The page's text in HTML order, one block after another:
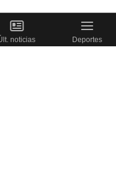
noticias Deportes